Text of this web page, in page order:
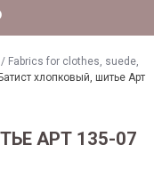
for clothes, suede,
хлопковый, шитье Арт
АРТ 135-07